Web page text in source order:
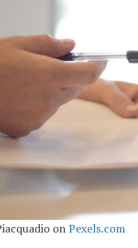
onPexels.com